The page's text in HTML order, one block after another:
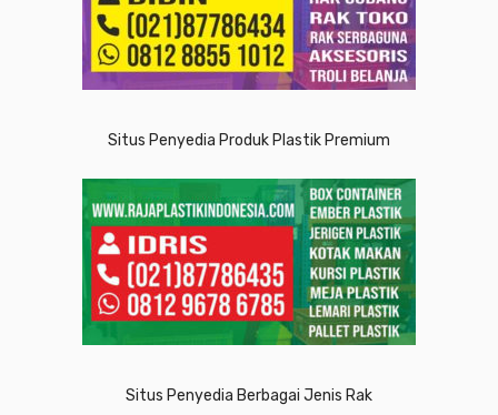
Situs Penyedia Produk Plastik Premium
Situs Penyedia Berbagai Jenis Rak